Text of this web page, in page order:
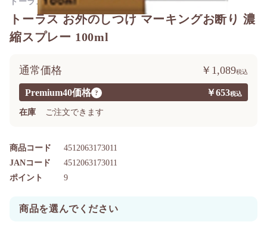
トーラス お外のしつけ マーキングお断り 濃
縮スプレー 100ml
Premium40価格 ? ￥653
通常価格 ￥1,089
在庫 ご注文できます
商品コード 4512063173011
ポイント 9
JANコード 4512063173011
商品を選んでください